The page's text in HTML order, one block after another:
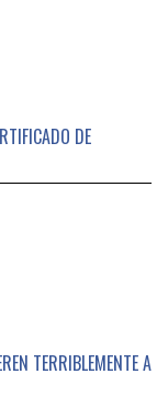
DE
TERRIBLEMENTE A